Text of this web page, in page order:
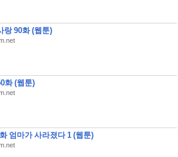
랑 90화 (웹툰)
화 (웹툰)
엄마가 사라졌다 1 (웹툰)